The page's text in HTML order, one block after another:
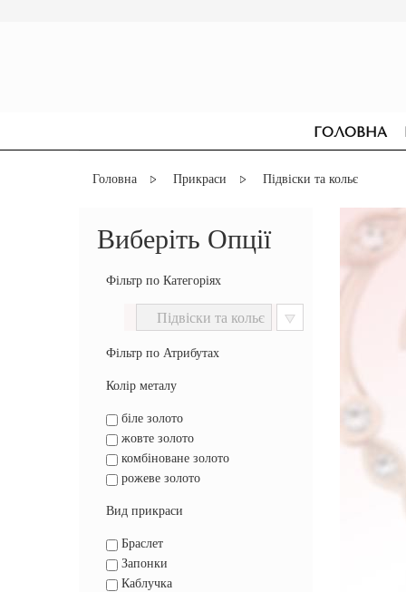
ГОЛОВНА
Головна Прикраси Підвіски та кольє
Виберіть Опції
Фільтр по Категоріях
Фільтр по Атрибутах
Колір металу
біле золото
жовте золото
комбіноване золото
рожеве золото
Вид прикраси
Браслет
Запонки
Каблучка